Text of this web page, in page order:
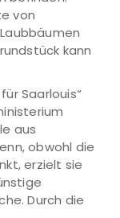
von
kann
Saarlouis“
aus
obwohl die
erzielt sie
Durch die